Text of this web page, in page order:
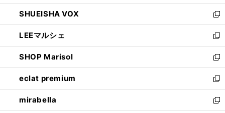
ウ
で
開
く
ン
ド
ウ
で
開
く
ウ
ィ
ン
ド
ウ
で
開
く
し
い
ウ
ィ
ン
ド
ウ
で
開
く
SHUEISHA VOX
新
し
い
ウ
ィ
ン
ド
ウ
で
開
LEEマルシェ
新
し
い
ウ
ィ
ン
ド
ウ
SHOP Marisol
新
し
い
ウ
ィ
eclat premium
新
し
い
mirabella
新